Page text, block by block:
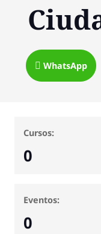
WhatsApp
Cursos:
0
Eventos:
0